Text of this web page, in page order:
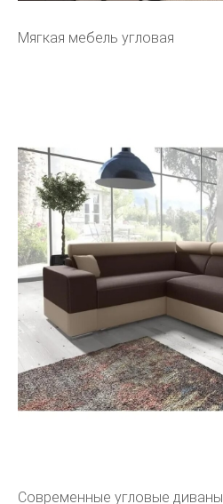
Мягкая мебель угловая
Современные угловые диваны